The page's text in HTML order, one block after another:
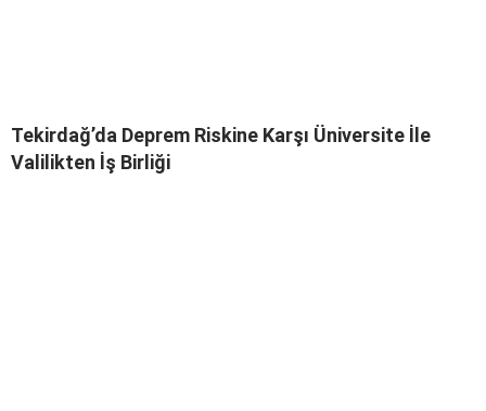
Tekirdağ’da Deprem Riskine Karşı Üniversite İle
Valilikten İş Birliği